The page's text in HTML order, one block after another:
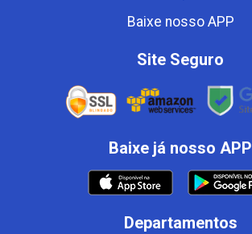
Baixe nosso APP
Site Seguro
Baixe já nosso APP
Departamentos